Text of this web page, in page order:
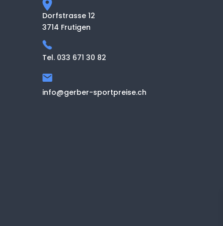
Dorfstrasse 12
3714 Frutigen
Tel. 033 671 30 82
info@gerber-sportpreise.ch